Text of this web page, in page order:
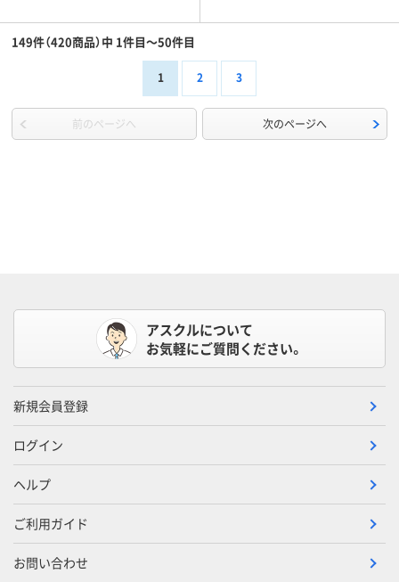
149件（420商品）中 1件目～50件目
1 2 3
前のページへ 次のページへ
アスクルについて
お気軽にご質問ください。
新規会員登録
ログイン
ヘルプ
ご利用ガイド
お問い合わせ